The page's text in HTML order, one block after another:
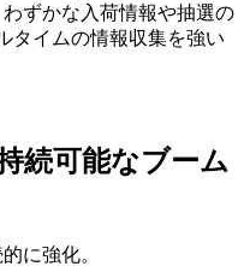
わずかな入荷情報や抽選の
タイムの情報収集を強い
続可能なブーム
に強化。